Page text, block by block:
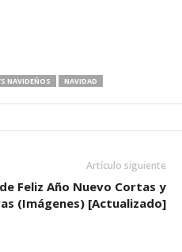
NAVIDEÑOS NAVIDAD
Artículo siguiente
Feliz Año Nuevo Cortas y
(Imágenes) [Actualizado]